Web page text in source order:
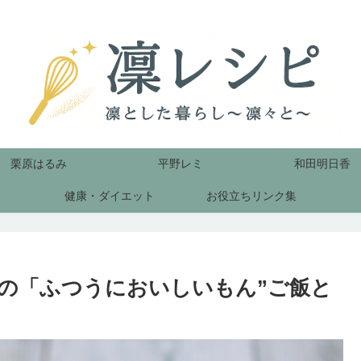
栗原はるみ 平野レミ 和田明日香
健康・ダイエット お役立ちリンク集
「ふつうにおいしいもん”ご飯と